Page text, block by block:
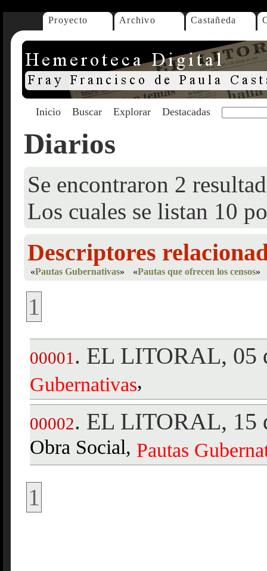
Proyecto Archivo Castañeda
Inicio Buscar Explorar Destacadas
Diarios
Se encontraron 2
Los cuales se listan 10
Descriptores
«Pautas Gubernativas» «Pautas que ofrecen los censos»
1
00001 . EL LITORAL, 05
Gubernativas,
00002. EL LITORAL, 15
Obra Social, Pautas
1